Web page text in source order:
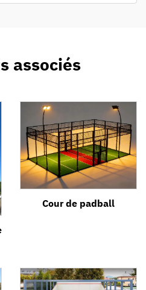
associés
Cour de padball